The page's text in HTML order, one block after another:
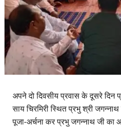
अपने दो दिवसीय प्रवास के दूसरे दिन
साय चिरमिरी स्थित प्रभु श्री
पूजा-अर्चना कर प्रभु जगन्नाथ जी का